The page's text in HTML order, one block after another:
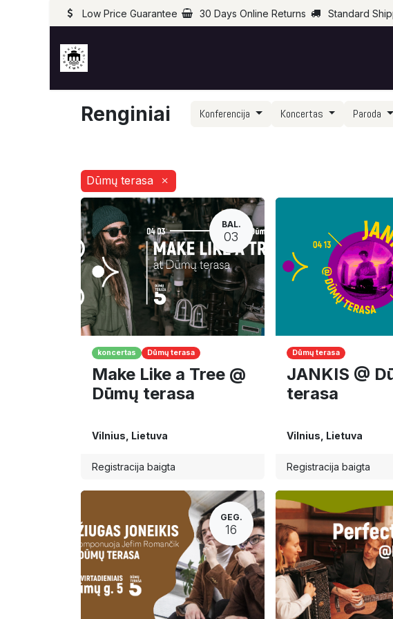
Low Price Guarantee 30 Days Online Returns Standard
Renginiai Konferencija Koncertas Paroda
Dūmų terasa ×
BAL.
03
koncertas Dūmų terasa
Make Like a Tree @
Dūmų terasa
Vilnius Lietuva
Registracija baigta
Dūmų terasa
JANKIS @
terasa
Vilnius Lietuva
Registracija baigta
GEG.
16